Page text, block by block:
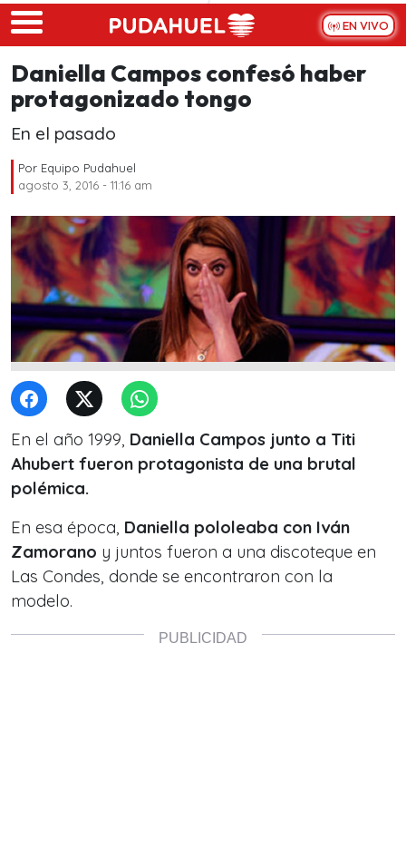
Skip to main content
EN VIVO
Daniella Campos confesó haber
protagonizado tongo
En el pasado
Por Equipo Pudahuel
agosto 3, 2016 - 11:16 am
En el año 1999, Daniella Campos junto a Titi
Ahubert fueron protagonista de una brutal
polémica.
En esa época, Daniella pololeaba con Iván
Zamorano y juntos fueron a una discoteque en
Las Condes, donde se encontraron con la
modelo.